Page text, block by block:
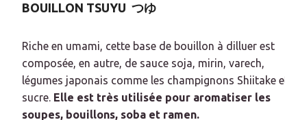
BOUILLON TSUYU つゆ
Riche en umami, cette base de bouillon à dilluer est
composée, en autre, de sauce soja, mirin, varech,
légumes japonais comme les champignons Shiitake
sucre. Elle est très utilisée pour aromatiser les
soupes, bouillons, soba et ramen.